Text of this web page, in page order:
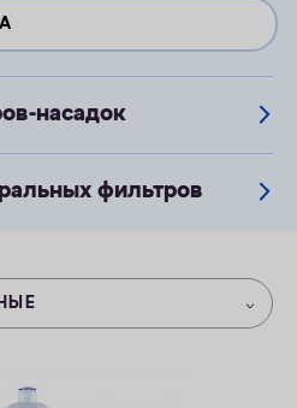
насадок
фильтров